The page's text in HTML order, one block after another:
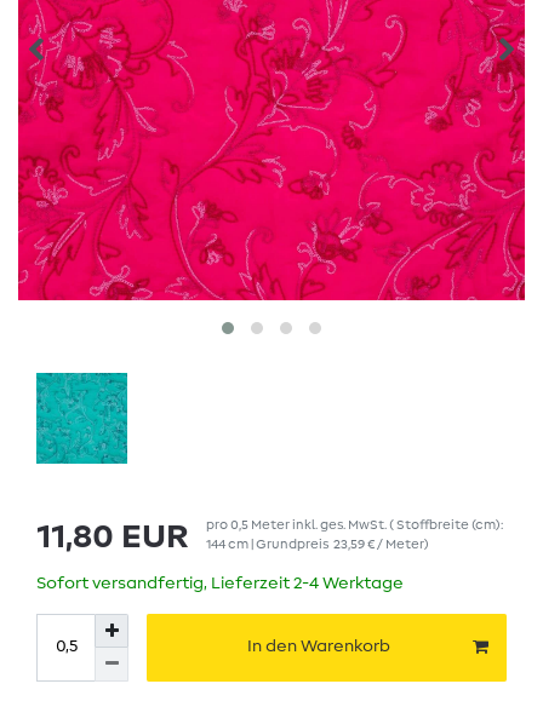
11,80 EUR pro0,5 Meterinkl. ges. MwSt. ( Stoffbreite (cm):
144 cm | Grundpreis 23,59 € / Meter)
Sofort versandfertig, Lieferzeit 2-4 Werktage
In den Warenkorb